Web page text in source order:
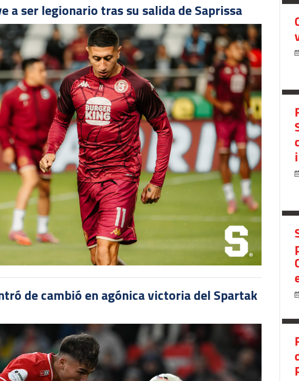
a ser legionario tras su salida de Saprissa
de cambió en agónica victoria del Spartak